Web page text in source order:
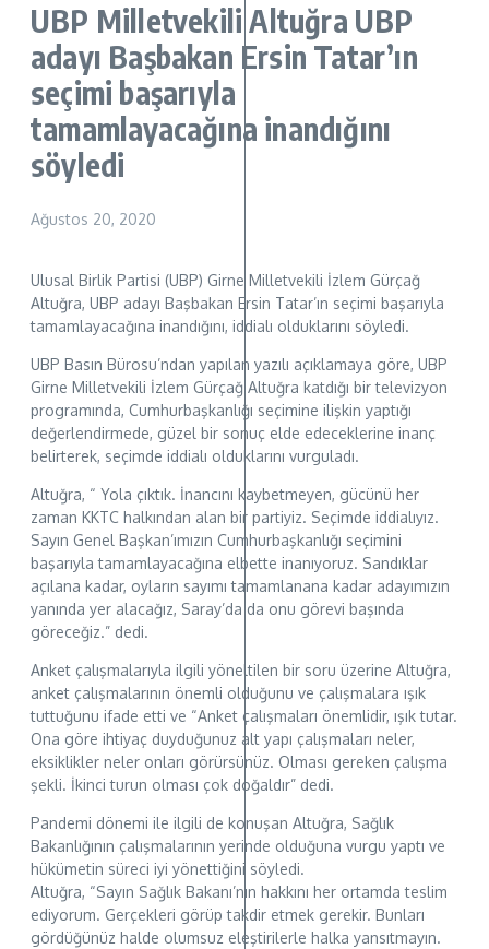
UBP Milletvekili Altuğra UBP
adayı Başbakan Ersin Tatar’ın
seçimi başarıyla
tamamlayacağına inandığını
söyledi
Ağustos 20, 2020
Ulusal Birlik Partisi (UBP) Girne Milletvekili İzlem Gürçağ
Altuğra, UBP adayı Başbakan Ersin Tatar’ın seçimi başarıyla
tamamlayacağına inandığını, iddialı olduklarını söyledi.
UBP Basın Bürosu’ndan yapılan yazılı açıklamaya göre, UBP
Girne Milletvekili İzlem Gürçağ Altuğra katdığı bir televizyon
programında, Cumhurbaşkanlığı seçimine ilişkin yaptığı
değerlendirmede, güzel bir sonuç elde edeceklerine inanç
belirterek, seçimde iddialı olduklarını vurguladı.
Altuğra, “ Yola çıktık. İnancını kaybetmeyen, gücünü her
zaman KKTC halkından alan bir partiyiz. Seçimde iddialıyız.
Sayın Genel Başkan’ımızın Cumhurbaşkanlığı seçimini
başarıyla tamamlayacağına elbette inanıyoruz. Sandıklar
açılana kadar, oyların sayımı tamamlanana kadar adayımızın
yanında yer alacağız, Saray’da da onu görevi başında
göreceğiz.” dedi.
Anket çalışmalarıyla ilgili yöneltilen bir soru üzerine Altuğra,
anket çalışmalarının önemli olduğunu ve çalışmalara ışık
tuttuğunu ifade etti ve “Anket çalışmaları önemlidir, ışık tutar.
Ona göre ihtiyaç duyduğunuz alt yapı çalışmaları neler,
eksiklikler neler onları görürsünüz. Olması gereken çalışma
şekli. İkinci turun olması çok doğaldır” dedi.
Pandemi dönemi ile ilgili de konuşan Altuğra, Sağlık
Bakanlığının çalışmalarının yerinde olduğuna vurgu yaptı ve
hükümetin süreci iyi yönettiğini söyledi.
Altuğra, “Sayın Sağlık Bakanı’nın hakkını her ortamda teslim
ediyorum. Gerçekleri görüp takdir etmek gerekir. Bunları
gördüğünüz halde olumsuz eleştirilerle halka yansıtmayın.